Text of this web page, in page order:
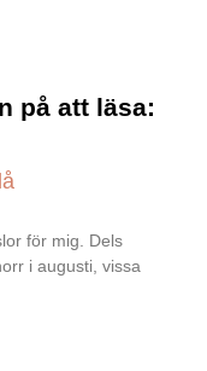
på att läsa:
för mig. Dels
i augusti, vissa